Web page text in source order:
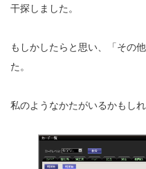
干探しました。
もしかしたらと思い、「その
た。
私のようなかたがいるかもし